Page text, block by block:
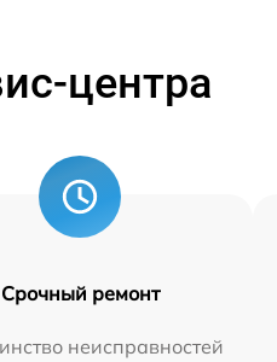
центра
Срочный ремонт
неисправностей